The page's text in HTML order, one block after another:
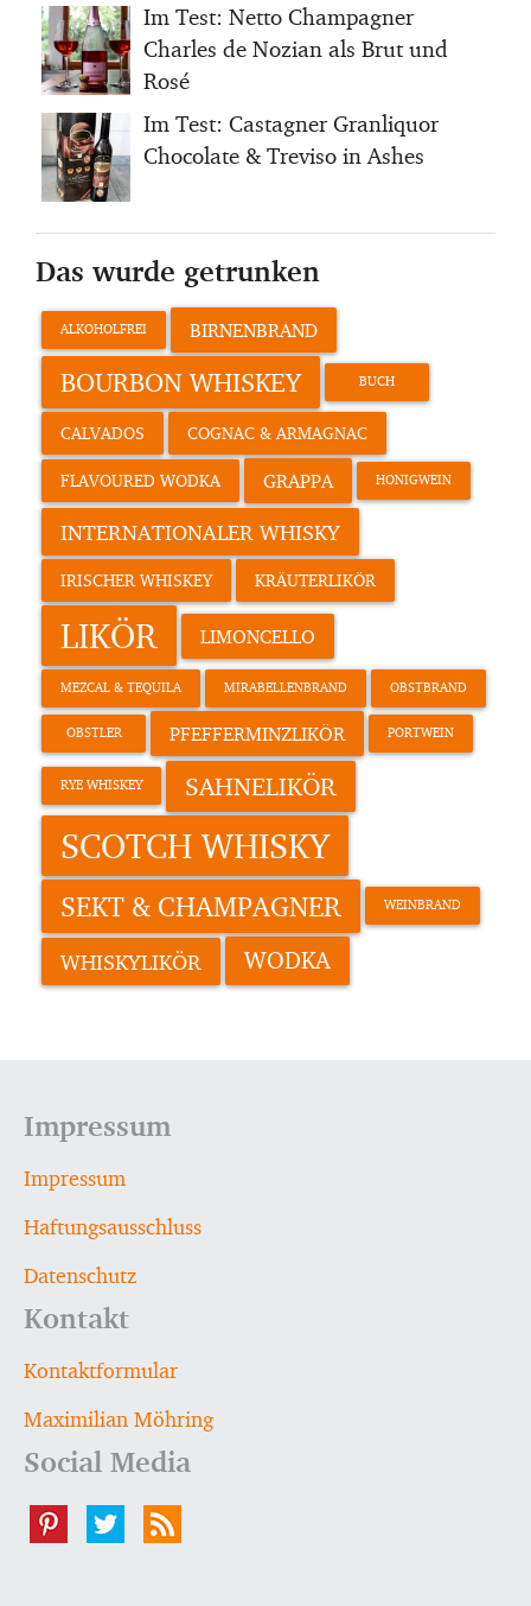
Im Test: Netto Champagner
Charles de Nozian als Brut und
Rosé
Im Test: Castagner Granliquor
Chocolate & Treviso in Ashes
Das wurde getrunken
ALKOHOLFREI BIRNENBRAND
BOURBON WHISKEY BUCH
CALVADOS COGNAC & ARMAGNAC
FLAVOURED WODKA GRAPPA HONIGWEIN
INTERNATIONALER WHISKY
IRISCHER WHISKEY KRÄUTERLIKÖR
LIKÖR LIMONCELLO
MEZCAL & TEQUILA MIRABELLENBRAND OBSTBRAND
OBSTLER PFEFFERMINZLIKÖR PORTWEIN
RYE WHISKEY SAHNELIKÖR
SCOTCH WHISKY
SEKT & CHAMPAGNER WEINBRAND
WHISKYLIKÖR WODKA
Impressum
Impressum
Haftungsausschluss
Datenschutz
Kontakt
Kontaktformular
Maximilian Möhring
Social Media